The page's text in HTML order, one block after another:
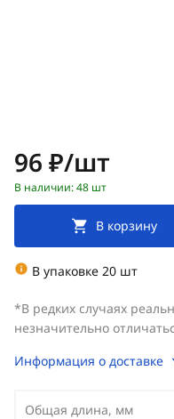
Цена:
96 ₽/шт
В наличии: 48 шт
В корзину
В упаковке 20 шт
*В редких случаях
незначительно
Информация о доставке
Общая длина, мм